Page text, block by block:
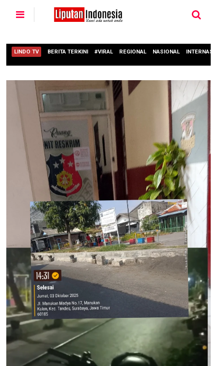
LINDO TV BERITA TERKINI #VIRAL REGIONAL NASIONAL